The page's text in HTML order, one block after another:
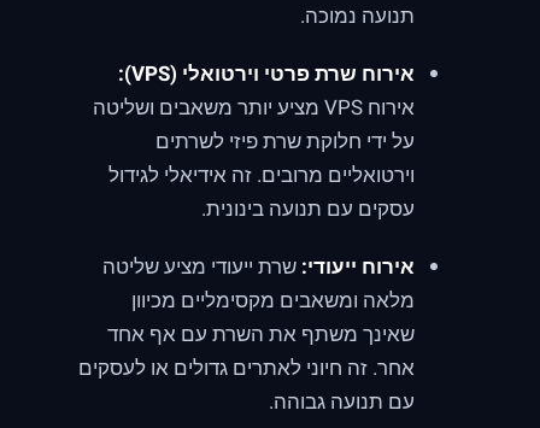
תנועה נמוכה.
אירוח שרת פרטי וירטואלי (VPS):
אירוח VPS מציע יותר משאבים ושליטה
על ידי חלוקת שרת פיזי לשרתים
וירטואליים מרובים. זה אידיאלי לגידול
עסקים עם תנועה בינונית.
אירוח ייעודי: שרת ייעודי מציע שליטה
מלאה ומשאבים מקסימליים מכיוון
שאינך משתף את השרת עם אף אחד
אחר. זה חיוני לאתרים גדולים או לעסקים
עם תנועה גבוהה.